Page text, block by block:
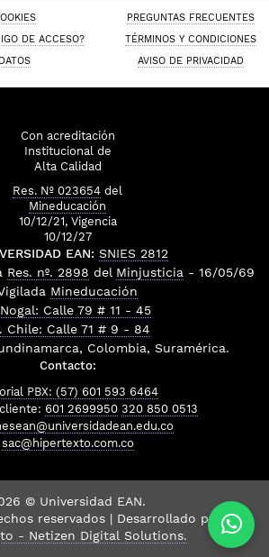
PREGUNTAS FRECUENTES
DE ACCESO?
TÉRMINOS Y CONDICIONES
AVISO DE PRIVACIDAD
Con acreditación
Institucional de
Alta Calidad
Res. Nº 023654 del
Mineducación
10/12/21, Vigencia
10/12/27
EAN: SNIES 2812
Res. nº. 2898 del Minjusticia - 16/05/69
Mineducación
Calle 79 # 11 - 45
Chile: Calle 71 # 9 - 84
Colombia, Suramérica.
Contacto:
PBX: (57) 601 593 6464
601 2699950 320 850 0513
sac@hipertexto.com.co
© Universidad EAN.
reservados | Desarrollado por
- Netizen Digital Solutions.